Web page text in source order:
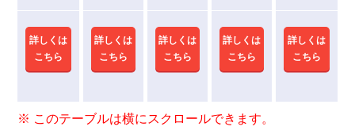
詳しくは
こちら
詳しくは
こちら
詳しくは
こちら
詳しくは
こちら
詳しくは
こちら